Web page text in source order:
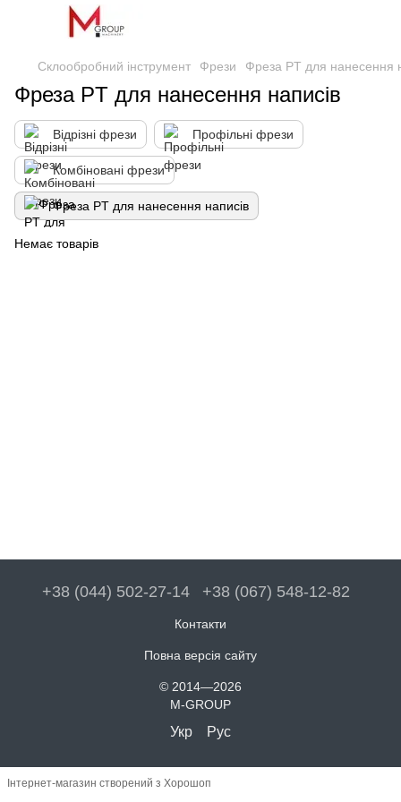
Склообробний інструмент Фрези Фреза PT для нанесення
Фреза PT для нанесення написів
Відрізні фрези Профільні фрези
Комбіновані фрези
Фреза PT для нанесення написів
Немає товарів
+38 (044) 502-27-14 +38 (067) 548-12-82
Контакти
Повна версія сайту
© 2014—2026
M-GROUP
Укр Рус
Інтернет-магазин створений з Хорошоп